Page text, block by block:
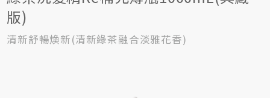
最新活動
版)
清新舒暢煥新(清新綠茶融合淡雅花香)